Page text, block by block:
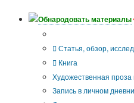
Обнародовать материалы
Статья, обзор,
Книга
Художественная проза
Запись в личном